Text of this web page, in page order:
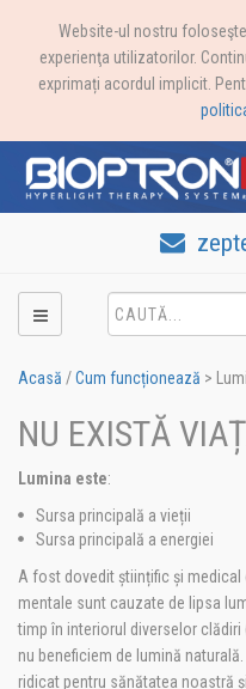
Website-ul nostru
experienţa utilizatorilor.
exprimați acordul implicit.
Acasă /Cum funcționează >
NU EXISTĂ
Lumina este:
Sursa principală a vieții
Sursa principală a energiei
A fost dovedit științific și
mentale sunt cauzate de lipsa
timp în interiorul diverselor
nu beneficiem de lumină
ridicat pentru sănătatea noastră